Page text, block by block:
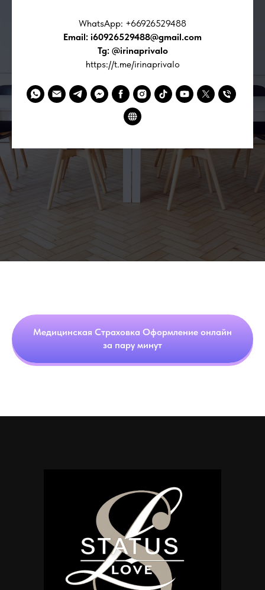
WhatsApp: +66926529488
Email: i60926529488@gmail.com
Tg: @irinaprivalo
https://t.me/irinaprivalo
Медицинская Страховка Оформление онлайн
за пару минут